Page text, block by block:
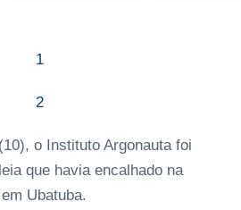
o Instituto Argonauta foi
que havia encalhado na
Ubatuba.